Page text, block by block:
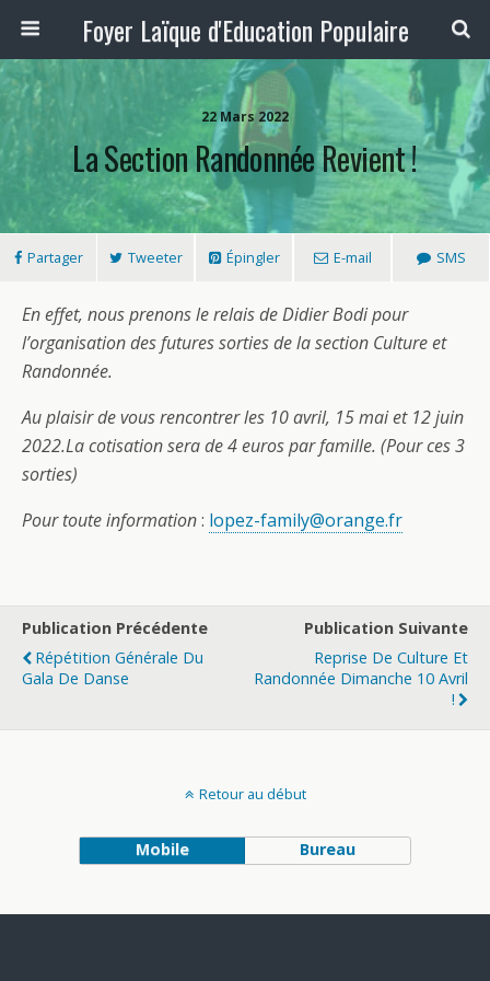
Foyer Laïque d'Education Populaire
22 Mars 2022
La Section Randonnée Revient !
Partager Tweeter Épingler E-mail SMS
En effet, nous prenons le relais de Didier Bodi pour
l’organisation des futures sorties de la section Culture et
Randonnée.
Au plaisir de vous rencontrer les 10 avril, 15 mai et 12 juin
2022.La cotisation sera de 4 euros par famille. (Pour ces 3
sorties)
Pour toute information: lopez-family@orange.fr
Publication Précédente
Répétition Générale Du
Gala De Danse
Publication Suivante
Reprise De Culture Et
Randonnée Dimanche 10 Avril
!
Retour au début
Mobile Bureau